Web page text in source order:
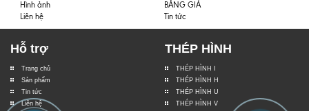
Hình ảnh
BẢNG GIÁ
Liên hệ
Tin tức
Hỗ trợ
Trang chủ
Sản phẩm
Tin tức
Liên hệ
THÉP HÌNH
THÉP HÌNH I
THÉP HÌNH H
THÉP HÌNH U
THÉP HÌNH V